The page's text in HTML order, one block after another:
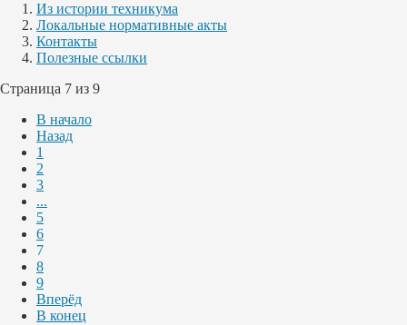
Из истории техникума
Локальные нормативные акты
Контакты
Полезные ссылки
Страница 7 из 9
В начало
Назад
1
2
3
...
5
6
7
8
9
Вперёд
В конец